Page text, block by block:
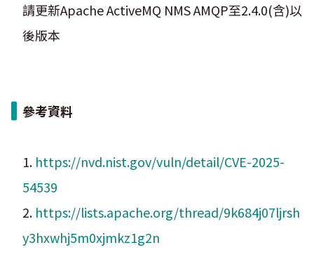
請更新Apache ActiveMQ NMS AMQP至2.4.0(含)以
後版本
參考資料
1. https://nvd.nist.gov/vuln/detail/CVE-2025-
54539
2. https://lists.apache.org/thread/9k684j07ljrsh
y3hxwhj5m0xjmkz1g2n